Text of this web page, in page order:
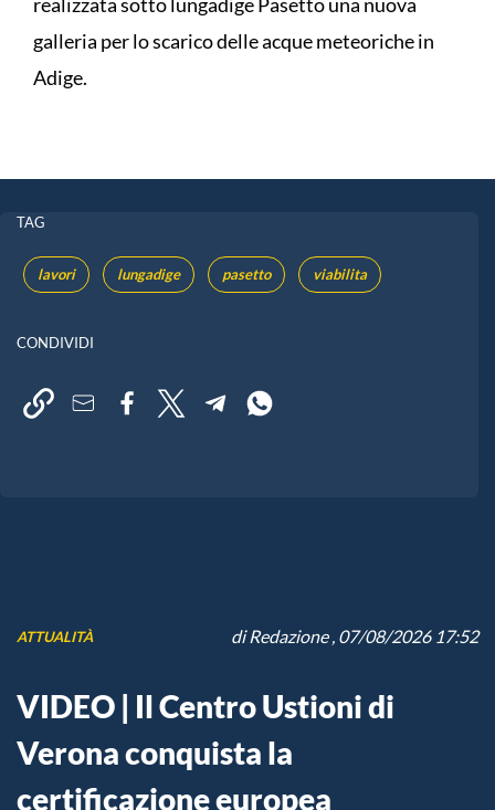
galleria per lo scarico delle acque meteoriche in
Adige.
TAG
lavori lungadige pasetto viabilita
CONDIVIDI
ATTUALITÀ diRedazione, 07/08/2026 17:52
VIDEO | Il Centro Ustioni di
Verona conquista la
certificazione europea